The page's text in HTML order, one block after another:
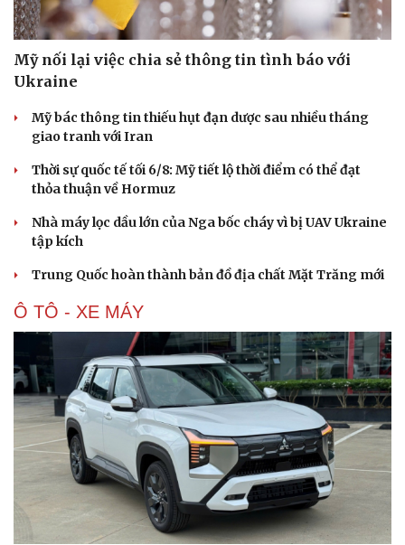
Mỹ nối lại việc chia sẻ thông tin tình báo với
Ukraine
Mỹ bác thông tin thiếu hụt đạn dược sau nhiều tháng
giao tranh với Iran
Thời sự quốc tế tối 6/8: Mỹ tiết lộ thời điểm có thể đạt
thỏa thuận về Hormuz
Nhà máy lọc dầu lớn của Nga bốc cháy vì bị UAV Ukraine
tập kích
Trung Quốc hoàn thành bản đồ địa chất Mặt Trăng mới
Ô TÔ - XE MÁY